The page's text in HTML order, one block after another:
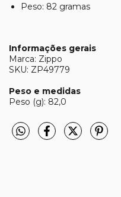
Peso: 82 gramas
Informações gerais
Marca: Zippo
SKU: ZP49779
Peso e medidas
Peso (g): 82,0